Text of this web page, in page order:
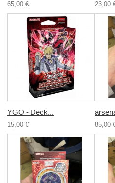
65,00 € 23,00
YGO - Deck...
15,00 € 85,00